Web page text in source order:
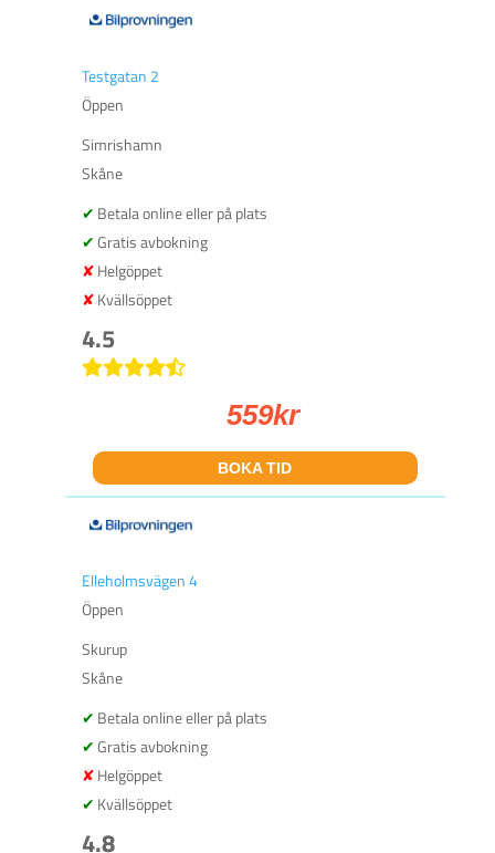
Testgatan 2
Öppen
Simrishamn
Skåne
Betala online eller på plats
Gratis avbokning
Helgöppet
Kvällsöppet
4.5
559kr
BOKA TID
Elleholmsvägen 4
Öppen
Skurup
Skåne
Betala online eller på plats
Gratis avbokning
Helgöppet
Kvällsöppet
4.8